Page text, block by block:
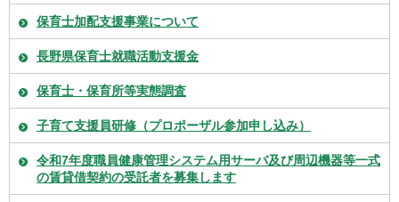
保育士加配支援事業について
長野県保育士就職活動支援金
保育士・保育所等実態調査
子育て支援員研修（プロポーザル参加申し込み）
令和7年度職員健康管理システム用サーバ及び周辺機器等一式
の賃貸借契約の受託者を募集します